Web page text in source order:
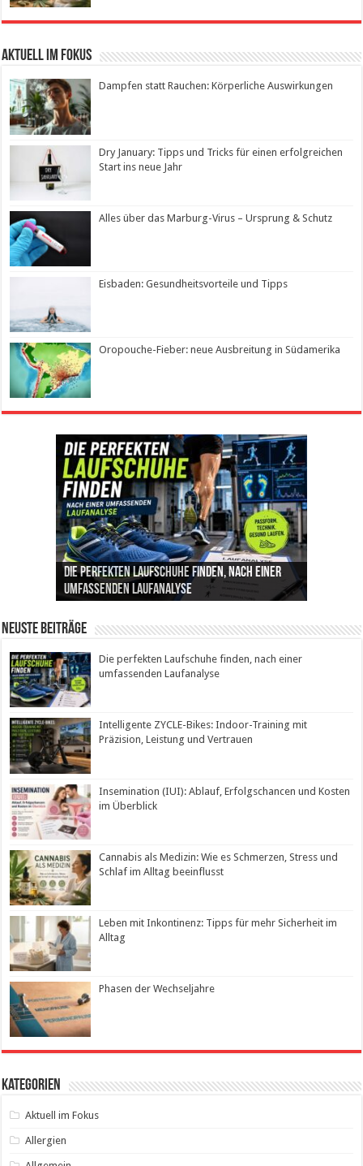
Aktuell im Fokus
Dampfen statt Rauchen: Körperliche Auswirkungen
Dry January: Tipps und Tricks für einen erfolgreichen
Start ins neue Jahr
Alles über das Marburg-Virus – Ursprung & Schutz
Eisbaden: Gesundheitsvorteile und Tipps
Oropouche-Fieber: neue Ausbreitung in Südamerika
Die perfekten Laufschuhe finden, nach einer
umfassenden Laufanalyse
Intelligente ZYCLE-Bikes: Indoor-Training mit
Präzision, Leistung und Vertrauen
Insemination (IUI): Ablauf, Erfolgschancen und
Kosten im Überblick
Cannabis als Medizin: Wie es Schmerzen, Stress
und Schlaf im Alltag beeinflusst
Leben mit Inkontinenz: Tipps für mehr
Sicherheit im Alltag
Neuste Beiträge
Die perfekten Laufschuhe finden, nach einer
umfassenden Laufanalyse
Intelligente ZYCLE-Bikes: Indoor-Training mit
Präzision, Leistung und Vertrauen
Insemination (IUI): Ablauf, Erfolgschancen und Kosten
im Überblick
Cannabis als Medizin: Wie es Schmerzen, Stress und
Schlaf im Alltag beeinflusst
Leben mit Inkontinenz: Tipps für mehr Sicherheit im
Alltag
Phasen der Wechseljahre
Kategorien
Aktuell im Fokus
Allergien